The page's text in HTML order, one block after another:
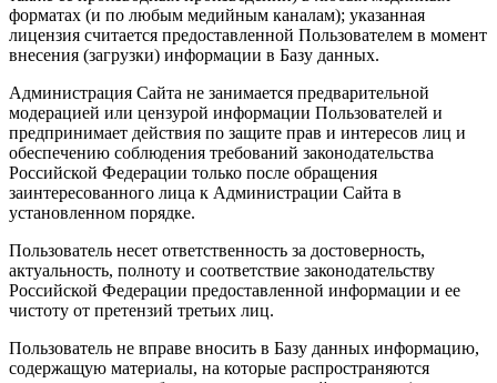
форматах (и по любым медийным каналам); указанная
лицензия считается предоставленной Пользователем в момент
внесения (загрузки) информации в Базу данных.
Администрация Сайта не занимается предварительной
модерацией или цензурой информации Пользователей и
предпринимает действия по защите прав и интересов лиц и
обеспечению соблюдения требований законодательства
Российской Федерации только после обращения
заинтересованного лица к Администрации Сайта в
установленном порядке.
Пользователь несет ответственность за достоверность,
актуальность, полноту и соответствие законодательству
Российской Федерации предоставленной информации и ее
чистоту от претензий третьих лиц.
Пользователь не вправе вносить в Базу данных информацию,
содержащую материалы, на которые распространяются